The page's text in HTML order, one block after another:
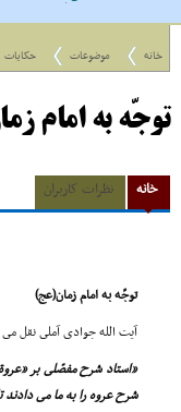
خانه موضوعات حکایات
توجّه به امام
خانه نظرات کاربران
توجّه به امام زمان(عج)
آیت الله جوادى آملى نقل
«استاد شرح مفصّلى بر
شرح عروه را به ما مى